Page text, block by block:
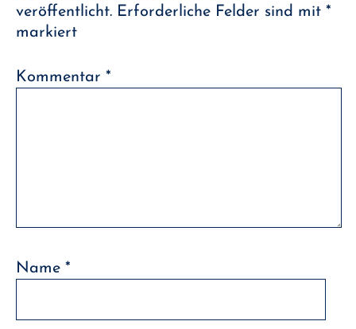
veröffentlicht. Erforderliche Felder sind mit *
markiert
Kommentar *
Name *